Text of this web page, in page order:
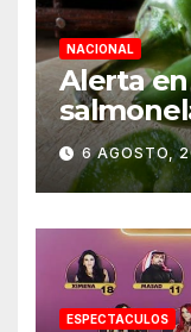
NACIONAL
Alerta
casos
6 AGOSTO,
ESPECTACULOS